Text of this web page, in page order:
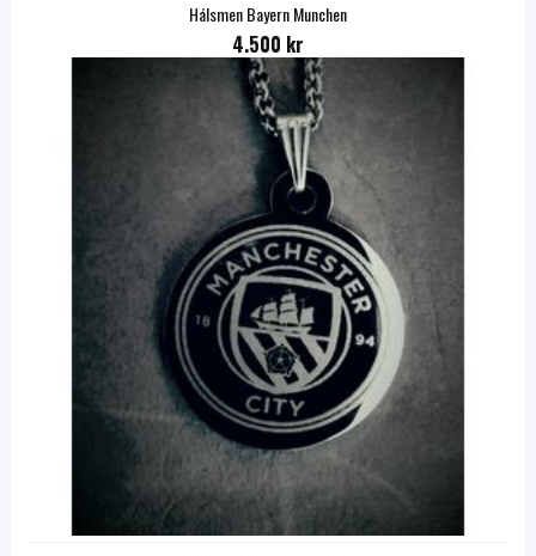
Hálsmen Bayern Munchen
4.500 kr